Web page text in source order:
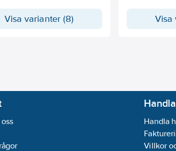
Visa varianter (8) Visa
Handla
Villkor